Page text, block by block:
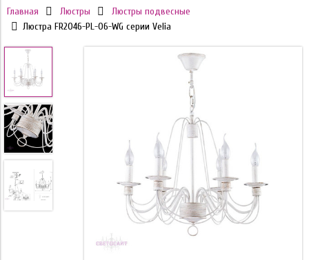
Главная Люстры
Люстры подвесные
Люстра FR2046-PL-06-WG серии Velia